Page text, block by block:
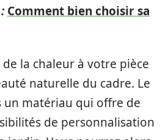
Comment bien choisir sa
la chaleur à votre pièce
naturelle du cadre. Le
un matériau qui offre de
de personnalisation